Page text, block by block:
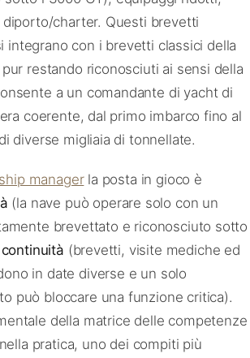
diporto/charter. Questi brevetti
integrano con i brevetti classici della
restando riconosciuti ai sensi della
a un comandante di yacht di
coerente, dal primo imbarco fino al
diverse migliaia di tonnellate.
ship managerla posta in gioco è
(la nave può operare solo con un
brevettato e riconosciuto sotto
continuità (brevetti, visite mediche ed
in date diverse e un solo
può bloccare una funzione critica).
della matrice delle competenze
pratica, uno dei compiti più